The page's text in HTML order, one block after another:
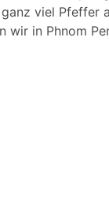
viel Pfeffer
wir in Phnom